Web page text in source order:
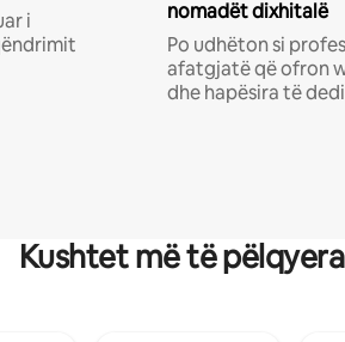
i
nomadët dixhitalë
Po udhëton si
afatgjatë që ofron
dhe hapësira të
Kushtet më të